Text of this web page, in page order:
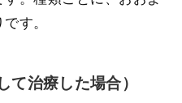
す。
て治療した場合）